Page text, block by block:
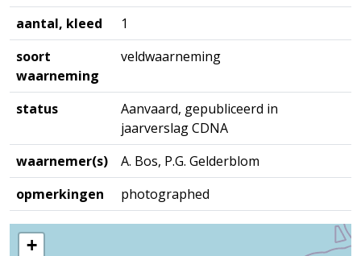
aantal, kleed
1
soort
waarneming
veldwaarneming
status
Aanvaard, gepubliceerd in
jaarverslag CDNA
waarnemer(s)
A. Bos, P.G. Gelderblom
opmerkingen
photographed
+